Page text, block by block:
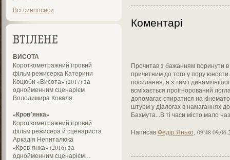
Всі синопсиси
ВТІЛЕНЕ
ВИСОТА
Короткометражний ігровий
фільм режисерка Катерини
Коцюби «Висота» (2017) за
однойменним сценарієм
Володимира Коваля.
«Кров’янка»
Короткометражний ігровий
фільм режисера й сценариста
Аркадія Непиталюка
«Кров’янка» (2016) за
однойменним сценарієм…
Коментарі
Прочитав з бажанням поринути в
причетним до того у пору
посилання, а з тим і
всміхається проігнорований
допомагає спиратися на
штурм у діалогах в намаганнях
Бахмута...В ті часи місто мало
НаписавФедір Янько 09:48